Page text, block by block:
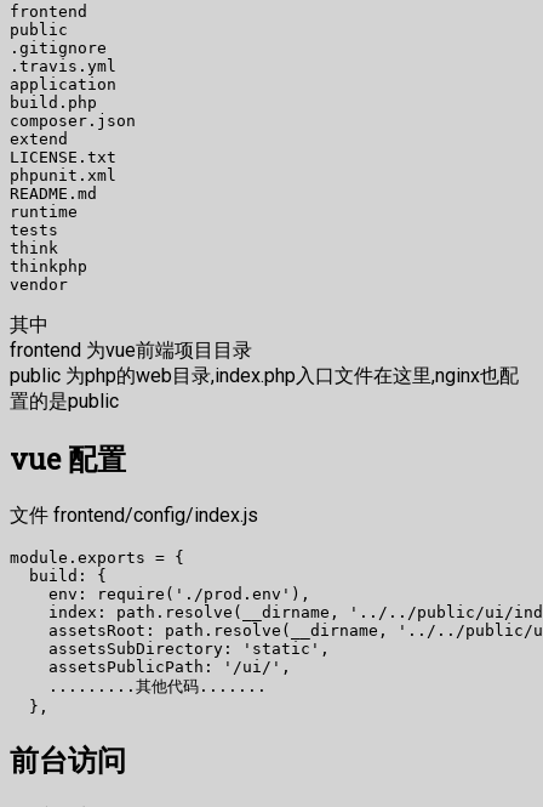
frontend
public
.gitignore
.travis.yml
application
build.php
composer.json
extend
LICENSE.txt
phpunit.xml
README.md
runtime
tests
think
thinkphp
其中
frontend 为vue前端项目目录
public 为php的web目录,index.php入口文件在这里,nginx也配
置的是public
vue 配置
文件 frontend/config/index.js
module.exports = {
  build: {
    env: require('./prod.env'),
index: path.resolve(__dirname, '../../public/ui/
assetsRoot: path.resolve(__dirname, '../../public/
    assetsSubDirectory: 'static',
    assetsPublicPath: '/ui/',
    .........其他代码.......
前台访问